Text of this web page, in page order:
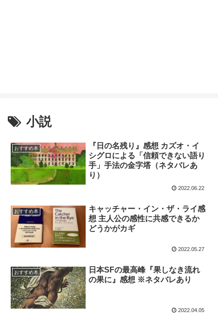
小説
おすすめ本
『日の名残り』感想 カズオ・イ
シグロによる「信頼できない語り
手」手法の金字塔（ネタバレあ
り）
2022.06.22
おすすめ本
キャッチャー・イン・ザ・ライ感
想 主人公の感性に共感できるか
どうかがカギ
2022.05.27
おすすめ本
日本SFの最高峰『果しなき流れ
の果に』感想 ※ネタバレあり
2022.04.05